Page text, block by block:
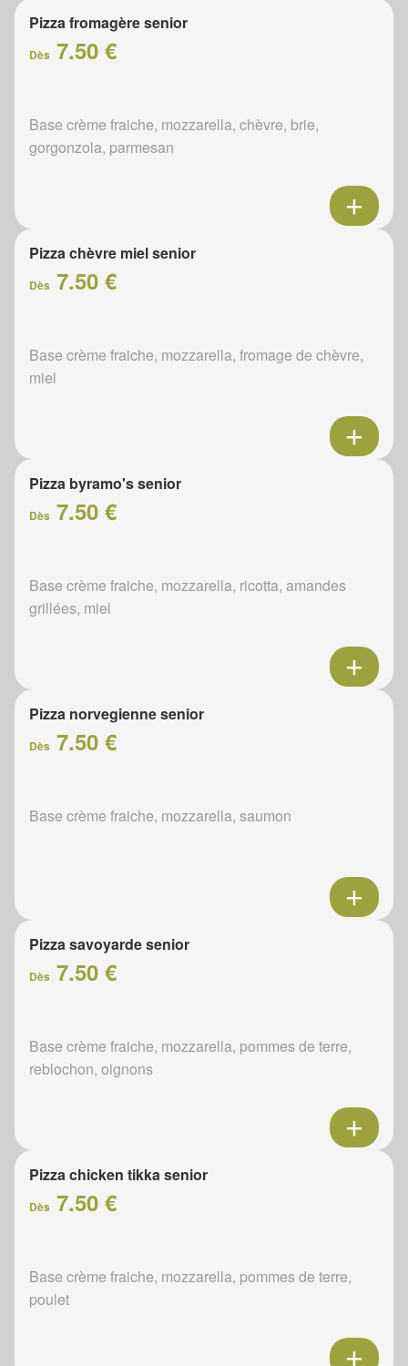
Pizza fromagère senior
Dès 7.50 €
Base crème fraiche, mozzarella, chèvre, brie,
gorgonzola, parmesan
Pizza chèvre miel senior
Dès 7.50 €
Base crème fraiche, mozzarella, fromage de chèvre,
miel
Pizza byramo's senior
Dès 7.50 €
Base crème fraiche, mozzarella, ricotta, amandes
grillées, miel
Pizza norvegienne senior
Dès 7.50 €
Base crème fraiche, mozzarella, saumon
Pizza savoyarde senior
Dès 7.50 €
Base crème fraiche, mozzarella, pommes de terre,
reblochon, oignons
Pizza chicken tikka senior
Dès 7.50 €
Base crème fraiche, mozzarella, pommes de terre,
poulet